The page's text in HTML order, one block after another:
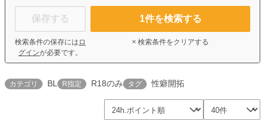
保存する
検索条件の保存には ロ
グインが必要です。
1件を検索する
× 検索条件をクリアする
カテゴリ BL R指定 R18のみ タグ 性癖開拓